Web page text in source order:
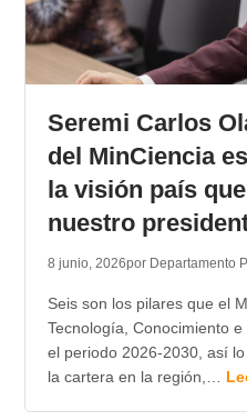
Seremi Carlos
del MinCiencia
la visión país
nuestro
8 junio, 2026por Departamento
Seis son los pilares que el
Tecnología, Conocimiento
el periodo 2026-2030, así
la cartera en la región,…